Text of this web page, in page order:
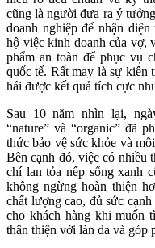
cũng là người đưa ra ý
doanh nghiệp để nhận
hộ việc kinh doanh của vợ,
phẩm an toàn để phục vụ
quốc tế. Rất may là sự kiên
hái được kết quả tích cực
Sau 10 năm nhìn lại,
“nature” và “organic” đã
thức bảo vệ sức khỏe và
Bên cạnh đó, việc có nhiều
chí lan tỏa nếp sống xanh
không ngừng hoàn thiện
chất lượng cao, đủ sức
cho khách hàng khi muốn
thân thiện với làn da và góp